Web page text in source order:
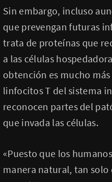
Sin embargo, incluso
que prevengan futuras
trata de proteínas que
a las células
obtención es mucho
linfocitos T del sistema
reconocen partes del
que invada las células.
«Puesto que los
manera natural, tan solo